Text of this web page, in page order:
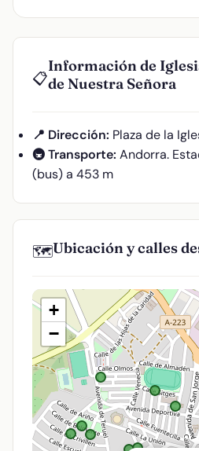
📋
Información de
de Nuestra Señora
📍 Dirección: Plaza de la
🚇 Transporte: Andorra.
(bus) a 453 m
🗺️Ubicación y calles
+
−